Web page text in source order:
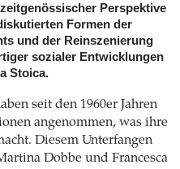
Perspektive
Formen der
und der Reinszenierung
sozialer Entwicklungen
Stoica.
seit den 1960er Jahren
angenommen, was ihre
Diesem Unterfangen
Dobbe und Francesca